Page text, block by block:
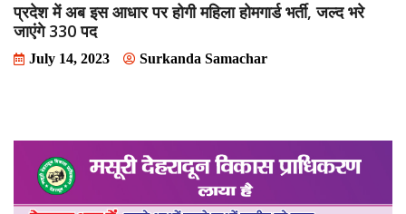
प्रदेश में अब इस आधार पर होगी महिला होमगार्ड भर्ती, जल्‍द भरे
जाएंगे 330 पद
July 14, 2023 Surkanda Samachar